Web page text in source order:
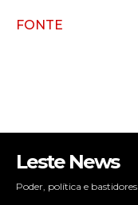
FONTE
Leste News
Poder, política e bastidores